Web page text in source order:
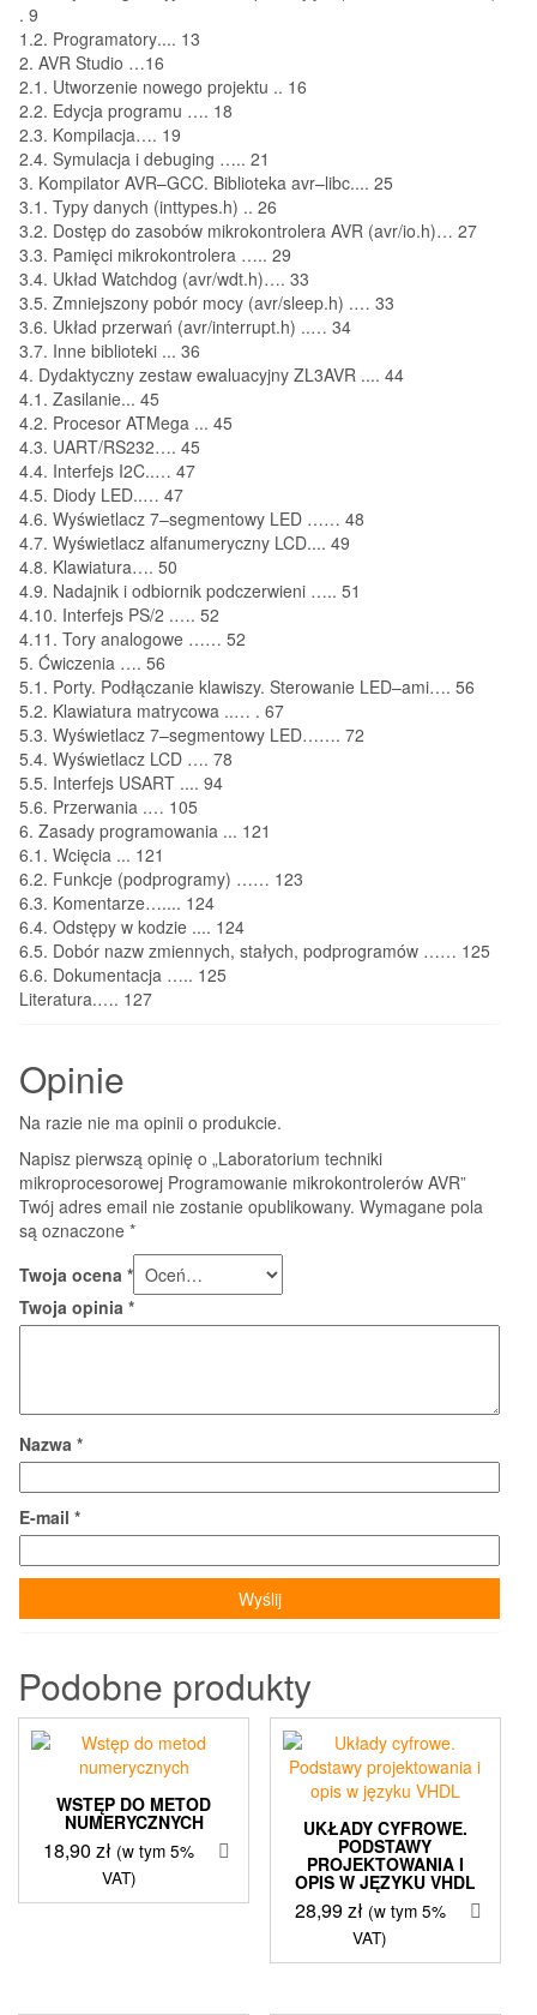
. 9
1.2. Programatory.... 13
2. AVR Studio …16
2.1. Utworzenie nowego projektu .. 16
2.2. Edycja programu …. 18
2.3. Kompilacja…. 19
2.4. Symulacja i debuging ….. 21
3. Kompilator AVR–GCC. Biblioteka avr–libc.... 25
3.1. Typy danych (inttypes.h) .. 26
3.2. Dostęp do zasobów mikrokontrolera AVR (avr/io.h)… 27
3.3. Pamięci mikrokontrolera ….. 29
3.4. Układ Watchdog (avr/wdt.h)…. 33
3.5. Zmniejszony pobór mocy (avr/sleep.h) .… 33
3.6. Układ przerwań (avr/interrupt.h) ..… 34
3.7. Inne biblioteki ... 36
4. Dydaktyczny zestaw ewaluacyjny ZL3AVR .... 44
4.1. Zasilanie... 45
4.2. Procesor ATMega ... 45
4.3. UART/RS232…. 45
4.4. Interfejs I2C..… 47
4.5. Diody LED..… 47
4.6. Wyświetlacz 7–segmentowy LED …… 48
4.7. Wyświetlacz alfanumeryczny LCD.... 49
4.8. Klawiatura…. 50
4.9. Nadajnik i odbiornik podczerwieni ….. 51
4.10. Interfejs PS/2 .…. 52
4.11. Tory analogowe …… 52
5. Ćwiczenia …. 56
5.1. Porty. Podłączanie klawiszy. Sterowanie LED–ami…. 56
5.2. Klawiatura matrycowa ..… . 67
5.3. Wyświetlacz 7–segmentowy LED……. 72
5.4. Wyświetlacz LCD …. 78
5.5. Interfejs USART .... 94
5.6. Przerwania .… 105
6. Zasady programowania ... 121
6.1. Wcięcia ... 121
6.2. Funkcje (podprogramy) …… 123
6.3. Komentarze….... 124
6.4. Odstępy w kodzie .... 124
6.5. Dobór nazw zmiennych, stałych, podprogramów …… 125
6.6. Dokumentacja ….. 125
Literatura.…. 127
Opinie
Na razie nie ma opinii o produkcie.
Napisz pierwszą opinię o „Laboratorium techniki
mikroprocesorowej Programowanie mikrokontrolerów AVR”
Twój adres email nie zostanie opublikowany. Wymagane pola
są oznaczone *
Twoja ocena *
Twoja opinia *
Nazwa *
E-mail *
Podobne produkty
WSTĘP DO METOD
NUMERYCZNYCH
18,90zł (w tym 5%
VAT)
UKŁADY CYFROWE.
PODSTAWY
PROJEKTOWANIA I
OPIS W JĘZYKU VHDL
28,99zł (w tym 5%
VAT)